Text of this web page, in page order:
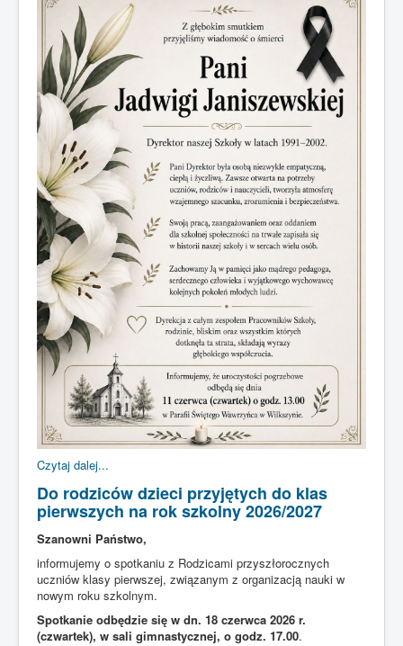
Czytaj dalej...
Do rodziców dzieci przyjętych do klas
pierwszych na rok szkolny 2026/2027
Szanowni Państwo,
informujemy o spotkaniu z Rodzicami przyszłorocznych
uczniów klasy pierwszej, związanym z organizacją nauki w
nowym roku szkolnym.
Spotkanie odbędzie się w dn. 18 czerwca 2026 r.
(czwartek), w sali gimnastycznej, o godz. 17.00.